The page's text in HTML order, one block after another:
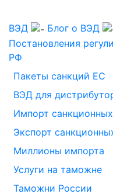
ВЭД Блог о ВЭД
Постановления
РФ
Пакеты санкций ЕС
ВЭД для
Импорт
Экспорт
Миллионы импорта
Услуги на таможне
Таможни России